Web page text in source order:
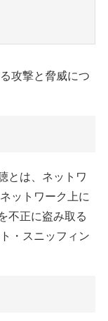
攻撃と脅威につ
とは、ネットワ
ットワーク上に
不正に盗み取る
・スニッフィン